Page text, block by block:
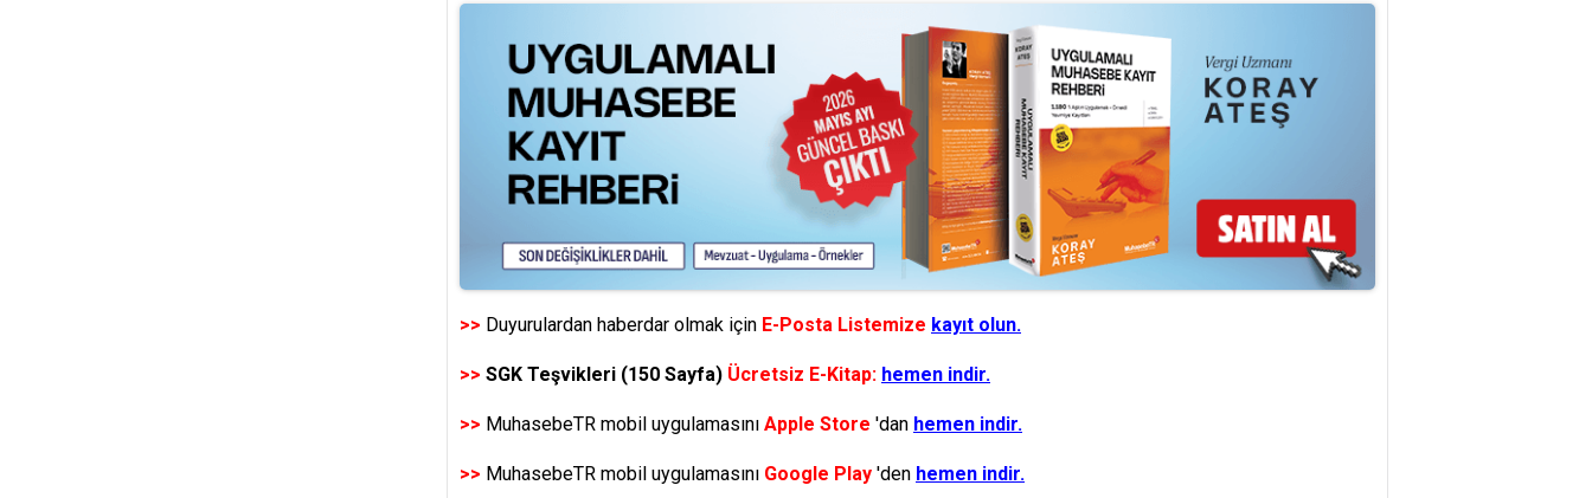
>> Duyurulardan haberdar olmak için E-Posta Listemize kayıt olun.
>> SGK Teşvikleri (150 Sayfa) Ücretsiz E-Kitap: hemen indir.
>> MuhasebeTR mobil uygulamasını Apple Store 'dan hemen indir.
>> MuhasebeTR mobil uygulamasını Google Play 'den hemen indir.